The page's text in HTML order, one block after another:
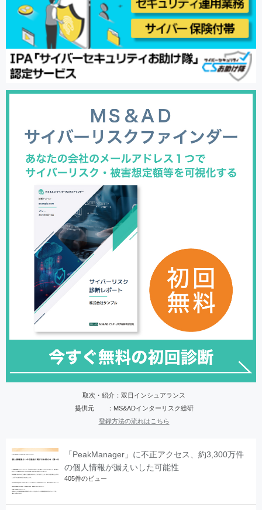
取次・紹介：双日インシュアランス
提供元 ：MS&ADインターリスク総研
登録方法の流れはこちら
「PeakManager」に不正アクセス、約3,300万件
の個人情報が漏えいした可能性
405件のビュー